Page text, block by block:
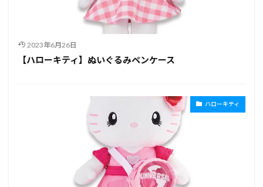
2023年6月26日
【ハローキティ】ぬいぐるみペンケース
ハローキティ